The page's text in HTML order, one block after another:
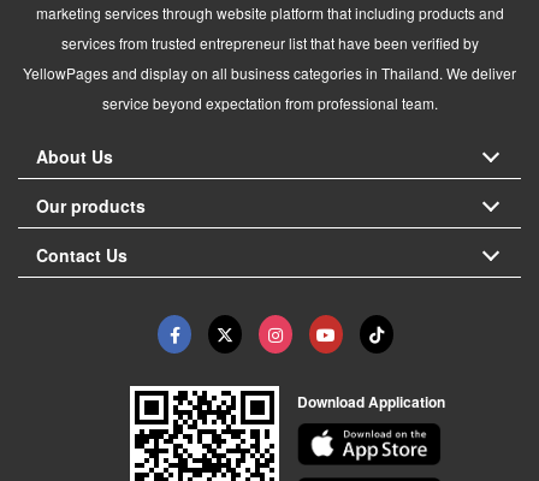
marketing services through website platform that including products and
services from trusted entrepreneur list that have been verified by
YellowPages and display on all business categories in Thailand. We deliver
service beyond expectation from professional team.
About Us
Our products
Contact Us
Download Application